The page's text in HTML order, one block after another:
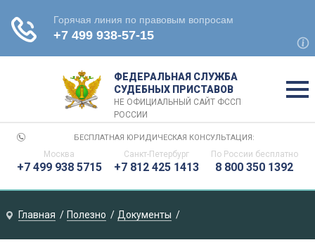
ФЕДЕРАЛЬНАЯ СЛУЖБА
СУДЕБНЫХ ПРИСТАВОВ
НЕ ОФИЦИАЛЬНЫЙ САЙТ ФССП
РОССИИ
БЕСПЛАТНАЯ ЮРИДИЧЕСКАЯ КОНСУЛЬТАЦИЯ:
Москва
+7 499 938 5715
Санкт-Петербург
+7 812 425 1413
По России бесплатно
8 800 350 1392
Главная Полезно Документы